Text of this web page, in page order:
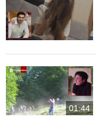
01:44